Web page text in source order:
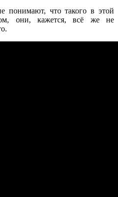
понимают, что такого в этой
они, кажется, всё же не